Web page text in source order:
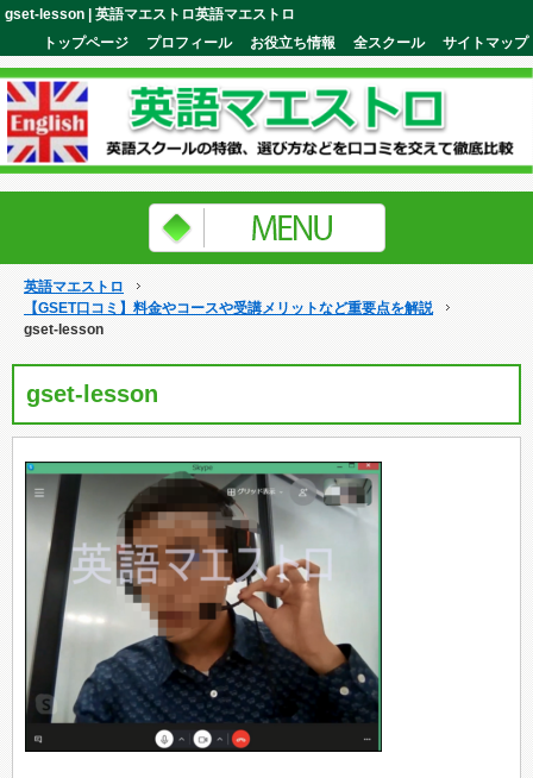
gset-lesson | 英語マエストロ英語マエストロ
サイトマップ
全スクール
お役立ち情報
プロフィール
トップページ
英語マエストロ
【GSET口コミ】料金やコースや受講メリットなど重要点を解説
gset-lesson
gset-lesson